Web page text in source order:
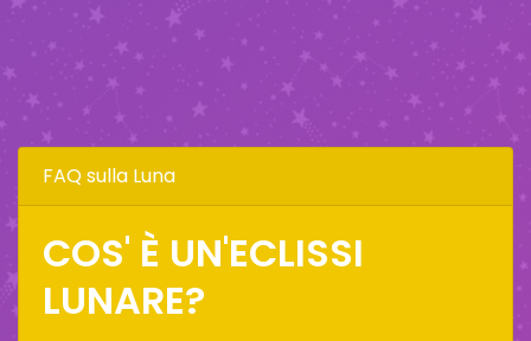
FAQ sulla Luna
COS' È UN'ECLISSI
LUNARE?